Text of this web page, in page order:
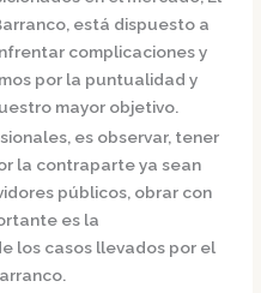
está dispuesto a
complicaciones y
por la puntualidad y
mayor objetivo.
es observar, tener
la contraparte ya sean
públicos, obrar con
es la
los casos llevados por el